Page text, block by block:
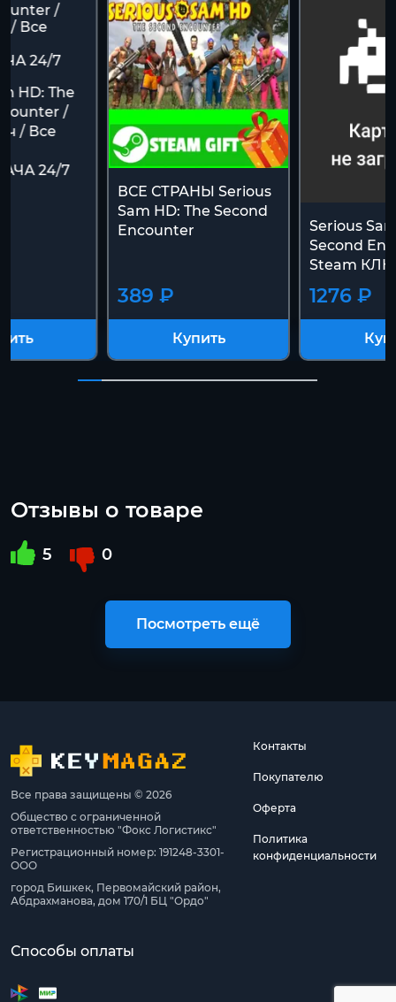
HD: The
/
/ Все
24/7
ВСЕ СТРАНЫ Serious
Sam HD: The Second
Encounter
389 ₽
Купить
Serious
Second
Steam
1276 ₽
Отзывы о товаре
5 0
Посмотреть ещё
Все права защищены © 2026
Общество с ограниченной
ответственностью "Фокс Логистикс"
Регистрационный номер: 191248-3301-
ООО
город Бишкек, Первомайский район,
Абдрахманова, дом 170/1 БЦ "Ордо"
Контакты
Покупателю
Оферта
Политика
конфиденциальности
Способы оплаты